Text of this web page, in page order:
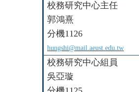
校務研究中心主任
郭鴻熹
分機1126
hungshi@mail.aeust.edu.tw
校務研究中心組員
吳亞璇